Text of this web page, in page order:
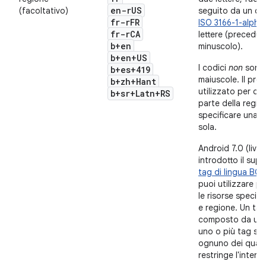
(facoltativo)
en-rUS
fr-rFR
fr-rCA
b+en
b+en+US
b+es+419
b+zh+Hant
b+sr+Latn+RS
seguito da un
ISO 3166-1-
lettere
minuscolo).
I codici non sono
maiuscole. Il
utilizzato per
parte della
specificare una
sola.
Android 7.0
introdotto il
tag di lingua
puoi utilizzare
le risorse
e regione. Un
composto da
uno o più tag
ognuno dei
restringe